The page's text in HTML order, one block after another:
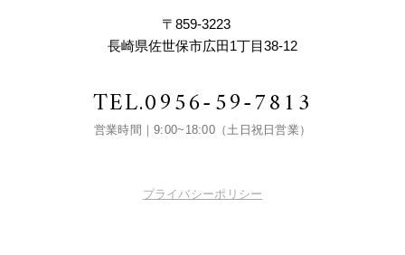
〒859-3223
長崎県佐世保市広田1丁目38-12
TEL.0956-59-7813
営業時間｜9:00~18:00（土日祝日営業）
プライバシーポリシー